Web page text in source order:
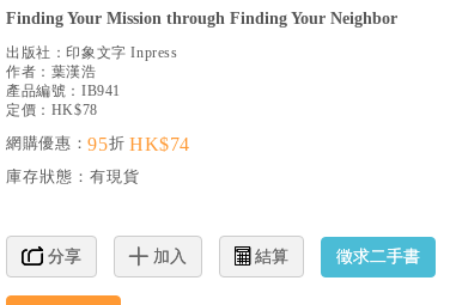
Finding Your Mission through Finding Your Neighbor
出版社： 印象文字 Inpress
作者： 葉漢浩
產品編號： IB941
定價：HK$78
網購優惠：95折 HK$74
庫存狀態： 有現貨
分享 加入 結算 徵求二手書